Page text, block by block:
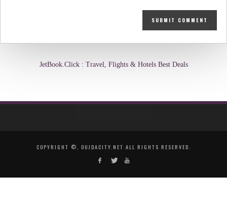
JetBook.Click : Travel, Flights & Hotels Best Deals
COPYRIGHT ©, OUJDACITY.NET ALL RIGHTS RESERVED.